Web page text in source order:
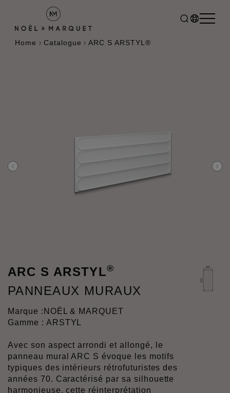
Home Catalogue ARC S ARSTYL®
ARC S ARSTYL®
PANNEAUX MURAUX
Marque : NOËL & MARQUET
Gamme : ARSTYL
Avec son aspect arrondi et allongé, le
panneau mural ARC S évoque les motifs
typiques des intérieurs rétrofuturistes des
années 70. Caractérisé par sa silhouette
harmonieuse, cette réinterprétation